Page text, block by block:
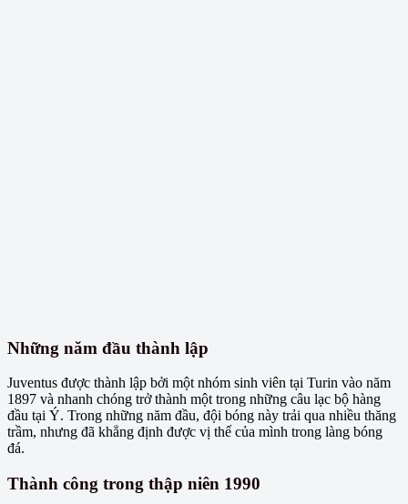
Những năm đầu thành lập
Juventus được thành lập bởi một nhóm sinh viên tại Turin vào năm
1897 và nhanh chóng trở thành một trong những câu lạc bộ hàng
đầu tại Ý. Trong những năm đầu, đội bóng này trải qua nhiều thăng
trầm, nhưng đã khẳng định được vị thế của mình trong làng bóng
đá.
Thành công trong thập niên 1990